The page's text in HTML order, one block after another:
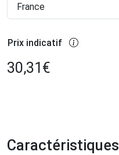
France
Prix indicatif
30,31 €
Caractéristiques